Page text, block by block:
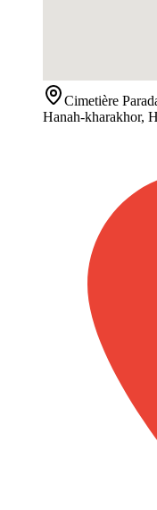
Cimetière
Hanah-kharakhor,